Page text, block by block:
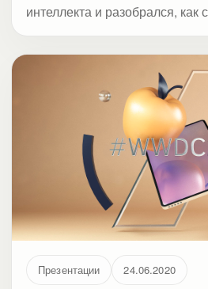
интеллекта и разобрался,
клиентских встреч.
Презентации 24.06.2020